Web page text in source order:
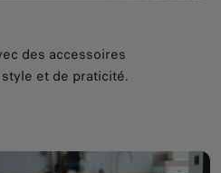
des accessoires
et de praticité.